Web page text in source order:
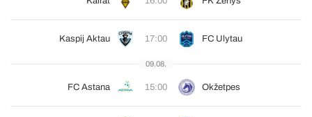
Kaspij Aktau 17:00 FC Ulytau
09.08.
FC Astana 15:00 Okžetpes